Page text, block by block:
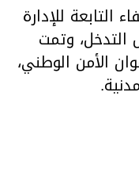
التابعة للإدارة
التدخل، وتمت
الأمن الوطني،